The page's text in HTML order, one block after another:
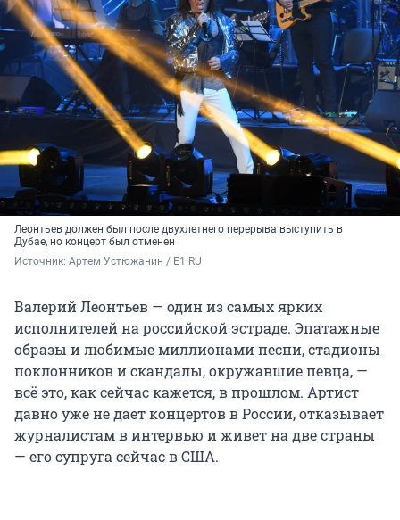
Леонтьев должен был после двухлетнего перерыва выступить в
Дубае, но концерт был отменен
Источник: Артем Устюжанин / E1.RU
Валерий Леонтьев — один из самых ярких
исполнителей на российской эстраде. Эпатажные
образы и любимые миллионами песни, стадионы
поклонников и скандалы, окружавшие певца, —
всё это, как сейчас кажется, в прошлом. Артист
давно уже не дает концертов в России, отказывает
журналистам в интервью и живет на две страны
— его супруга сейчас в США.